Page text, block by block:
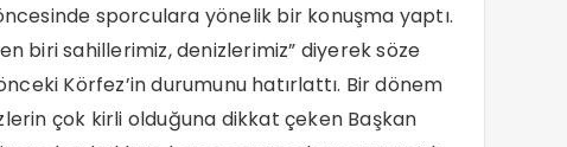
sporculara yönelik bir konuşma yaptı.
biri sahillerimiz, denizlerimiz” diyerek söze
Körfez’in durumunu hatırlattı. Bir dönem
çok kirli olduğuna dikkat çeken Başkan